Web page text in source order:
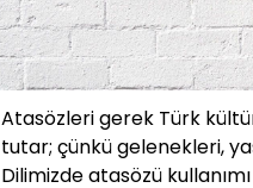
Atasözleri gerek Türk
tutar; çünkü gelenekleri,
Dilimizde atasözü